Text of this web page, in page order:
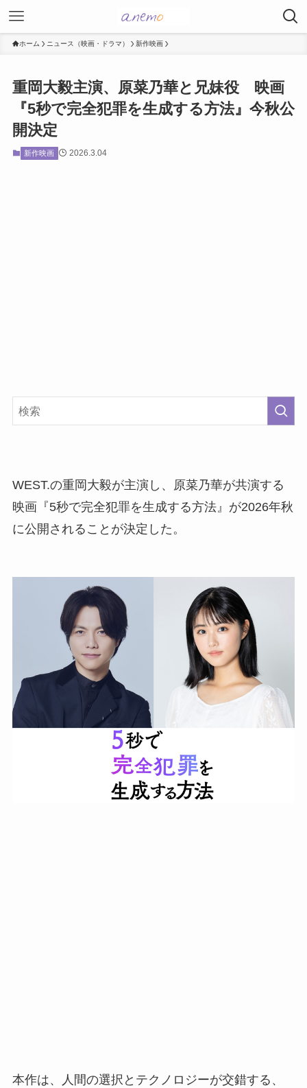
ホーム ニュース（映画・ドラマ） 新作映画
重岡大毅主演、原菜乃華と兄妹役 映画
『5秒で完全犯罪を生成する方法』今秋公
開決定
新作映画 2026.3.04
WEST.の重岡大毅が主演し、原菜乃華が共演する
映画『5秒で完全犯罪を生成する方法』が2026年秋
に公開されることが決定した。
本作は、人間の選択とテクノロジーが交錯する、